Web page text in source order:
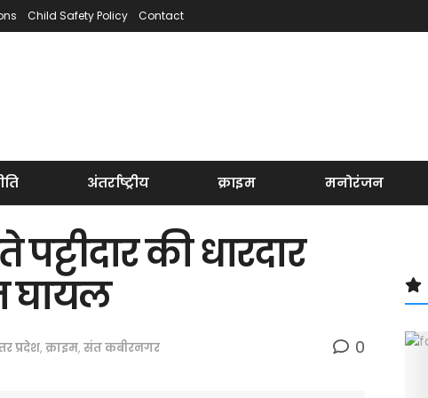
Child Safety Policy Contact
अंतर्राष्ट्रीय क्राइम मनोरंजन
की धारदार
घायल
प्रदेश, क्राइम, संत कबीरनगर 0